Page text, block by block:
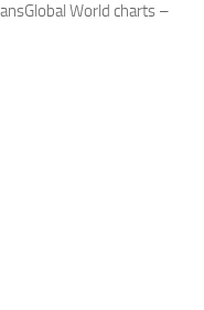
World charts –